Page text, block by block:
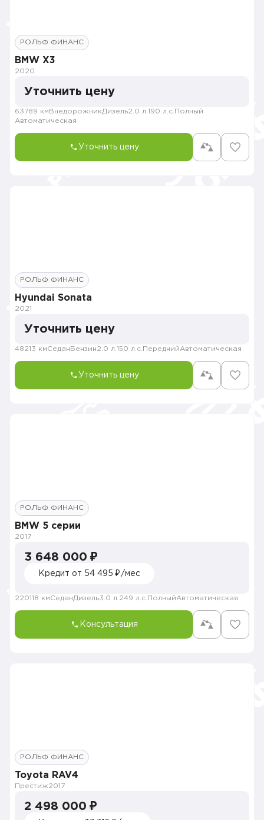
РОЛЬФ ФИНАНС
BMW X3
2020
Уточнить цену
63789 км ВнедорожникДизель2.0 л. 190 л.с. Полный
Автоматическая
Уточнить цену
РОЛЬФ ФИНАНС
Hyundai Sonata
2021
Уточнить цену
48213 кмСедан Бензин2.0 л. 150 л.с. ПереднийАвтоматическая
Уточнить цену
РОЛЬФ ФИНАНС
BMW 5 серии
2017
3 648 000 ₽
Кредит от 54 495 ₽/мес
220118 кмСеданДизель3.0 л. 249 л.с. ПолныйАвтоматическая
Консультация
РОЛЬФ ФИНАНС
Toyota RAV4
Престиж2017
2 498 000 ₽